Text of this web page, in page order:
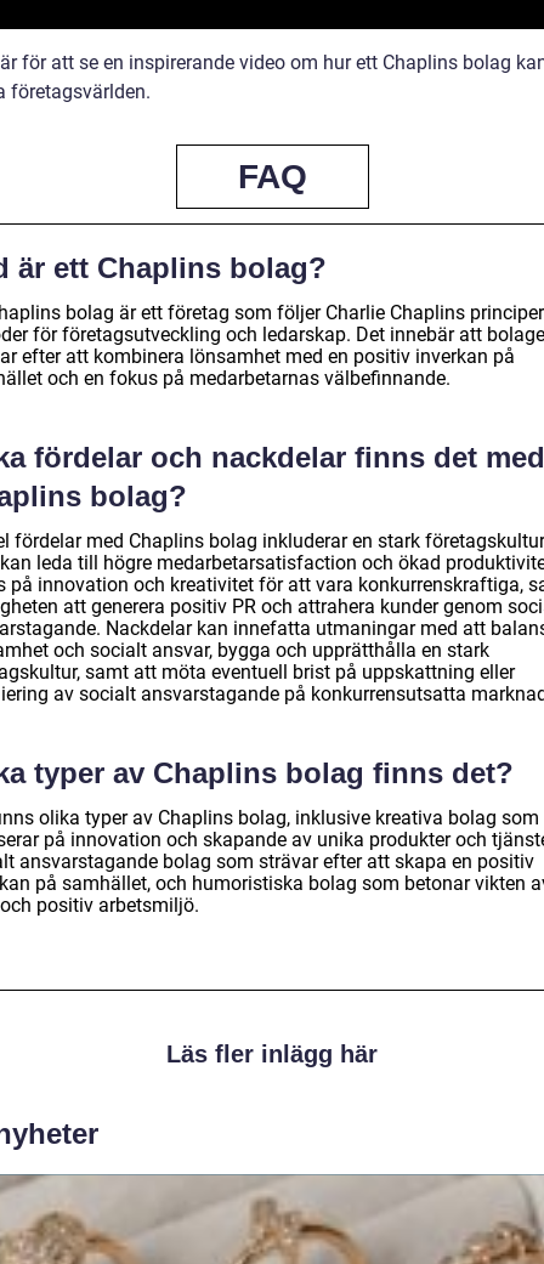
för att se en inspirerande video om hur ett Chaplins bolag
företagsvärlden.
FAQ
är ett Chaplins bolag?
bolag är ett företag som följer Charlie Chaplins
för företagsutveckling och ledarskap. Det innebär att
efter att kombinera lönsamhet med en positiv inverkan på
och en fokus på medarbetarnas välbefinnande.
fördelar och nackdelar finns det med
bolag?
fördelar med Chaplins bolag inkluderar en stark företagskultur
leda till högre medarbetarsatisfaction och ökad
på innovation och kreativitet för att vara konkurrenskraftiga,
att generera positiv PR och attrahera kunder genom
Nackdelar kan innefatta utmaningar med att
och socialt ansvar, bygga och upprätthålla en stark
samt att möta eventuell brist på uppskattning eller
av socialt ansvarstagande på konkurrensutsatta
typer av Chaplins bolag finns det?
olika typer av Chaplins bolag, inklusive kreativa bolag som
på innovation och skapande av unika produkter och
ansvarstagande bolag som strävar efter att skapa en positiv
på samhället, och humoristiska bolag som betonar vikten
positiv arbetsmiljö.
Läs fler inlägg här